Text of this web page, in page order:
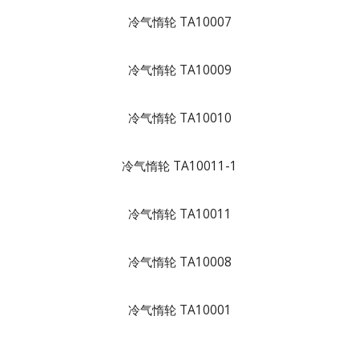
冷气惰轮 TA10007
冷气惰轮 TA10009
冷气惰轮 TA10010
冷气惰轮 TA10011-1
冷气惰轮 TA10011
冷气惰轮 TA10008
冷气惰轮 TA10001